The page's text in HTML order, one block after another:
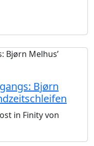
Bjørn
in Finity von